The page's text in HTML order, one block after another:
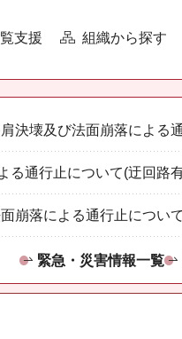
支援 組織から探す
決壊及び法面崩落による
る通行止について(迂回路
崩落による通行止について
緊急・災害情報一覧